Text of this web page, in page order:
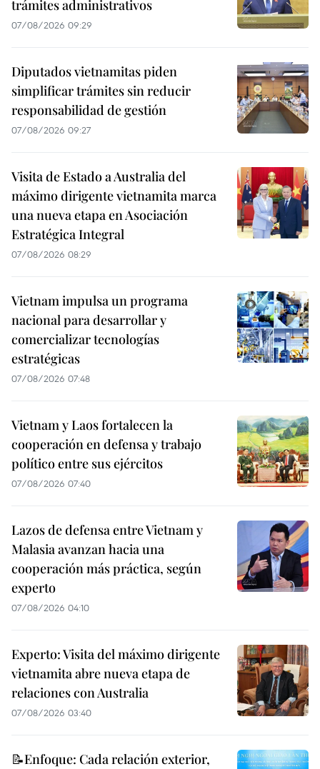
trámites administrativos
07/08/2026 09:29
Diputados vietnamitas piden
simplificar trámites sin reducir
responsabilidad de gestión
07/08/2026 09:27
Visita de Estado a Australia del
máximo dirigente vietnamita marca
una nueva etapa en Asociación
Estratégica Integral
07/08/2026 08:29
Vietnam impulsa un programa
nacional para desarrollar y
comercializar tecnologías
estratégicas
07/08/2026 07:48
Vietnam y Laos fortalecen la
cooperación en defensa y trabajo
político entre sus ejércitos
07/08/2026 07:40
Lazos de defensa entre Vietnam y
Malasia avanzan hacia una
cooperación más práctica, según
experto
07/08/2026 04:10
Experto: Visita del máximo dirigente
vietnamita abre nueva etapa de
relaciones con Australia
07/08/2026 03:40
📝Enfoque: Cada relación exterior,